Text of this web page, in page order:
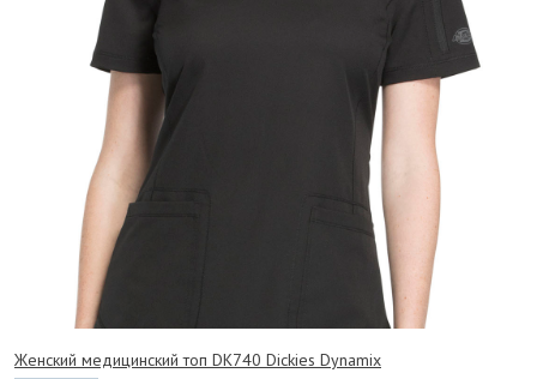
Женский медицинский топ DK740 Dickies Dynamix